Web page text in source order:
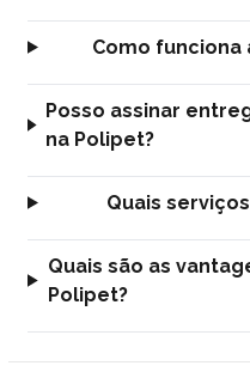
Como funciona
Posso assinar
na Polipet?
Quais
Quais são as
Polipet?